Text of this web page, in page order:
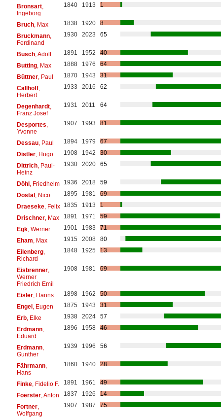
Bronsart,
Ingeborg
1840 1913 1
Bruch, Max 1838 1920
8
Bruckmann,
Ferdinand
1930 2023 65
Busch, Adolf 1891 1952
40
Butting, Max 1888 1976
64
Büttner, Paul 1870 1943
31
Callhoff,
Herbert
1933 2016 62
Degenhardt,
Franz Josef
1931 2011 64
Desportes
Yvonne
1907 1993 81
Dessau, Paul 1894 1979
67
Distler, Hugo 1908 1942
30
Dittrich, Paul-
Heinz
1930 2020 65
Döhl, Friedhelm 1936 2018
59
Dostal, Nico 1895 1981
69
Draeseke, Felix 1835 1913
1
Drischner, Max 1891 1971
59
Egk, Werner 1901 1983
71
Eham , Max 1915 2008
80
Eilenberg,
Richard
1848 1925 13
Eisbrenner,
Werner
Friedrich Emil
1908 1981 69
Eisler, Hanns 1898 1962
50
Engel, Eugen 1875 1943
31
Erb, Elke 1938 2024
57
Erdmann,
Eduard
1896 1958 46
Erdmann,
Gunther
1939 1996 56
Fährmann,
Hans
1860 1940 28
Finke, Fidelio F. 1891 1961
49
Foerster, Anton 1837 1926
14
Fortner,
Wolfgang
1907 1987 75